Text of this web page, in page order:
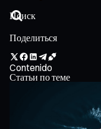
Поделиться
Contenido
Статьи по теме